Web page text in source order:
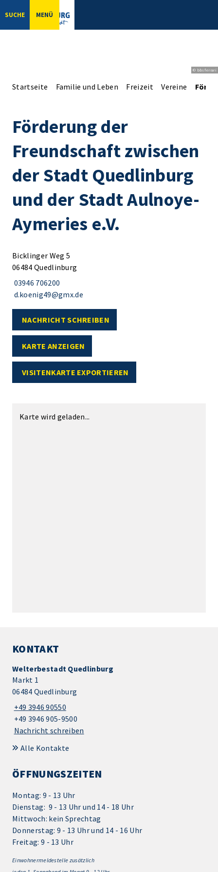
SUCHE MENÜ
© bbsferrari
Startseite Familie und Leben Freizeit Vereine
Förderung der
Freundschaft zwischen
der Stadt Quedlinburg
und der Stadt Aulnoye-
Aymeries e.V.
Bicklinger Weg 5
06484 Quedlinburg
03946 706200
d.koenig49@gmx.de
NACHRICHT SCHREIBEN
KARTE ANZEIGEN
VISITENKARTE EXPORTIEREN
Karte wird geladen...
KONTAKT
Welterbestadt Quedlinburg
Markt 1
06484 Quedlinburg
+49 3946 90550
+49 3946 905-9500
Nachricht schreiben
Alle Kontakte
ÖFFNUNGSZEITEN
Montag: 9 - 13 Uhr
Dienstag: 9 - 13 Uhr und 14 - 18 Uhr
Mittwoch: kein Sprechtag
Donnerstag: 9 - 13 Uhr und 14 - 16 Uhr
Freitag: 9 - 13 Uhr
Einwohnermeldestelle zusätzlich